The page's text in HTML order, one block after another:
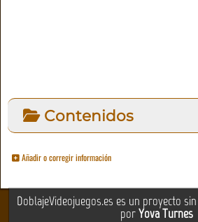
Contenidos
Añadir o corregir información
DoblajeVideojuegos.es es un proyecto
porYova Turnes